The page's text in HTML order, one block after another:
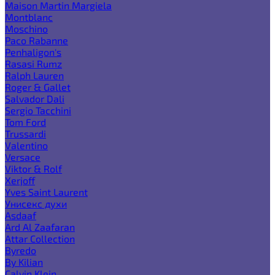
Maison Martin Margiela
Montblanc
Moschino
Paco Rabanne
Penhaligon's
Rasasi Rumz
Ralph Lauren
Roger & Gallet
Salvador Dali
Sergio Tacchini
Tom Ford
Trussardi
Valentino
Versace
Viktor & Rolf
Xerjoff
Yves Saint Laurent
Унисекс духи
Asdaaf
Ard Al Zaafaran
Attar Collection
Byredo
By Kilian